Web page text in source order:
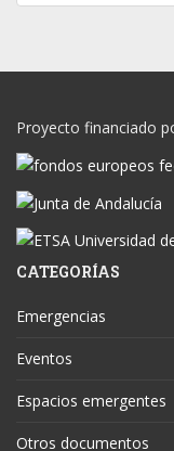
Proyecto financiado
CATEGORÍAS
Emergencias
Eventos
Espacios emergentes
Otros documentos